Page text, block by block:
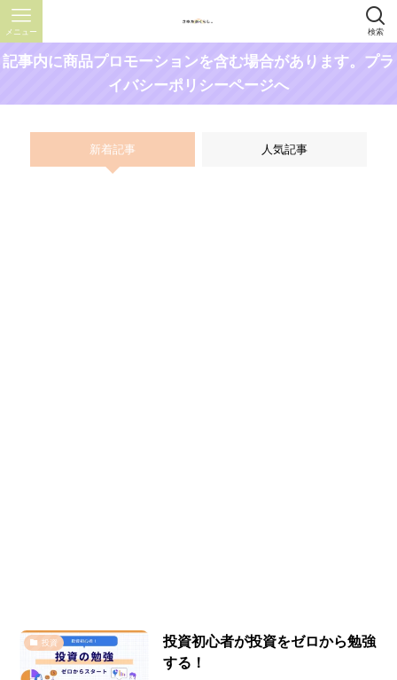
検索
メニュー
記事内に商品プロモーションを含む場合があります。プラ
イバシーポリシーページへ
新着記事 人気記事
投資
投資初心者が投資をゼロから勉強
する！